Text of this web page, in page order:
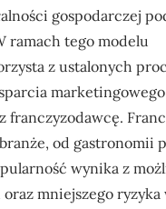
gospodarczej
ramach tego modelu
z ustalonych
marketingowego
franczyzodawcę.
od gastronomii
wynika z
mniejszego ryzyka